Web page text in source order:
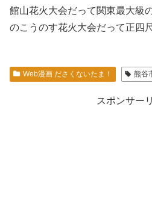
館山花火大会だって関東最大級
のこうのす花火大会だって正四
Web漫画 ださくないたま！ 熊谷
スポンサー